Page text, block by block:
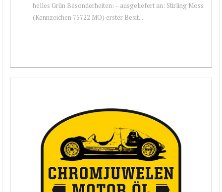
helles Grün Besonderheiten: – ausgeliefert an: Stirling Moss
(Kennzeichen 75722 MO) erster Besit...